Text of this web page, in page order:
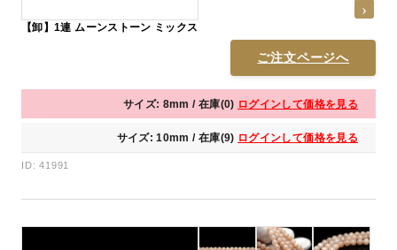
【卸】1連 ムーンストーン ミックス
ご注文ページへ
サイズ: 8mm / 在庫(0) ログインして価格を見る
サイズ: 10mm / 在庫(9) ログインして価格を見る
ID: 41991